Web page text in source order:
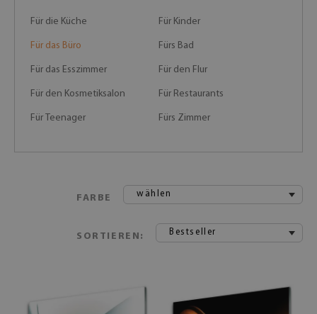
Für die Küche Für Kinder
Für das Büro Fürs Bad
Für das Esszimmer Für den Flur
Für den Kosmetiksalon Für Restaurants
Für Teenager Fürs Zimmer
FARBE wählen
SORTIEREN: Bestseller